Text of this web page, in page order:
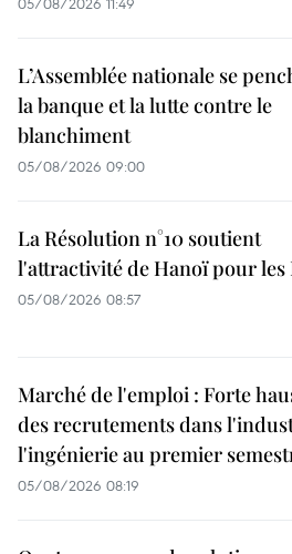
L’Assemblée nationale se
la banque et la lutte contre le
blanchiment
05/08/2026 09:00
La Résolution n°10 soutient
l'attractivité de Hanoï pour les
05/08/2026 08:57
Marché de l'emploi : Forte
des recrutements dans
l'ingénierie au premier
05/08/2026 08:19